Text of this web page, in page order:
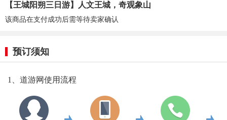
【王城阳朔三日游】人文王城，奇观象山
该商品在支付成功后需等待卖家确认
预订须知
1、道游网使用流程